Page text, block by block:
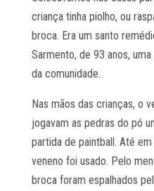
criança tinha piolho, ou
broca. Era um santo
Sarmento, de 93 anos,
da comunidade.
Nas mãos das crianças, o
jogavam as pedras do pó
partida de paintball. Até
veneno foi usado. Pelo
broca foram espalhados